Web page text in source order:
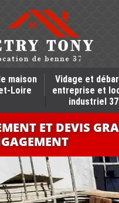
maison
Loire
Vidage et
entreprise et
industriel 37
ET DEVIS